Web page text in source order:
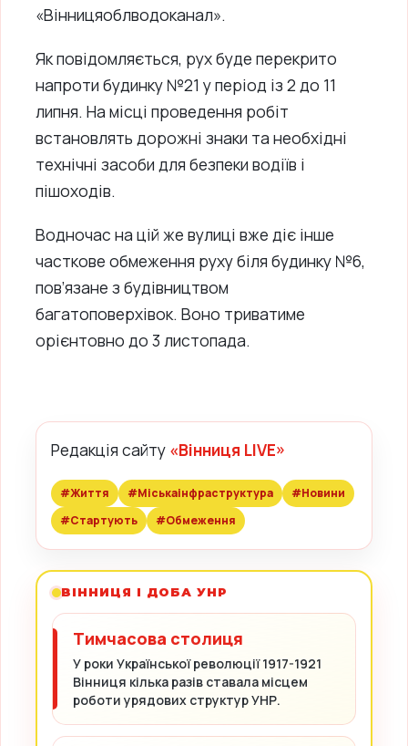
«Вінницяоблводоканал».
Як повідомляється, рух буде перекрито
напроти будинку №21 у період із 2 до 11
липня. На місці проведення робіт
встановлять дорожні знаки та необхідні
технічні засоби для безпеки водіїв і
пішоходів.
Водночас на цій же вулиці вже діє інше
часткове обмеження руху біля будинку №6,
пов’язане з будівництвом
багатоповерхівок. Воно триватиме
орієнтовно до 3 листопада.
Редакція сайту «Вінниця LIVE»
#Життя #Міськаінфраструктура
#Новини
#Стартують
#Обмеження
ВІННИЦЯ І ДОБА УНР
Тимчасова столиця
У роки Української революції 1917-1921
Вінниця кілька разів ставала місцем
роботи урядових структур УНР.